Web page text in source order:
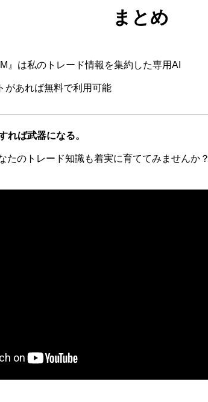
まとめ
』は私のトレード情報を集約した専用AI
があれば無料で利用可能
れば武器になる。
たのトレード知識も着実に育ててみませんか？